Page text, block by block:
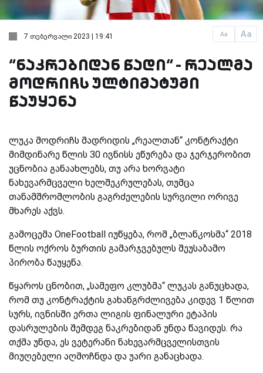
Aa Aa
7 თებერვალი 2023 | 19:41
“ნაკრებიდან წადი“ - რეალმა
მოდრიჩს ულტიმატუმი
წაუყენა
ლუკა მოდრიჩს მადრიდის „რეალთან“ კონტრაქტი
მიმდინარე წლის 30 ივნისს ეწურება და ჯერჯერობით
უცნობია განაახლებს, თუ არა ხორვატი
ნახევარმცველი ხელშეკრულებას, თუმცა
თანამშრომლობის გაგრძელების სურვილი ორივე
მხარეს აქვს.
გამოცემა OneFootball იუწყება, რომ „ბლანკოსმა“ 2018
წლის ოქროს ბურთის გამარჯვებულს შეუსაბამო
პირობა წაუყენა.
წყაროს ცნობით, „სამეფო კლუბმა“ ლუკას განუცხადა,
რომ თუ კონტრაქტის გახანგრძლივება კიდევ 1 წლით
სურს, ივნისში ერთა ლიგის ფინალური ეტაპის
დასრულების შემდეგ ნაკრებიდან უნდა წავიდეს. რა
თქმა უნდა, ეს ვეტერანი ნახევარმცველისთვის
მიუღებელი აღმოჩნდა და უარი განაცხადა.